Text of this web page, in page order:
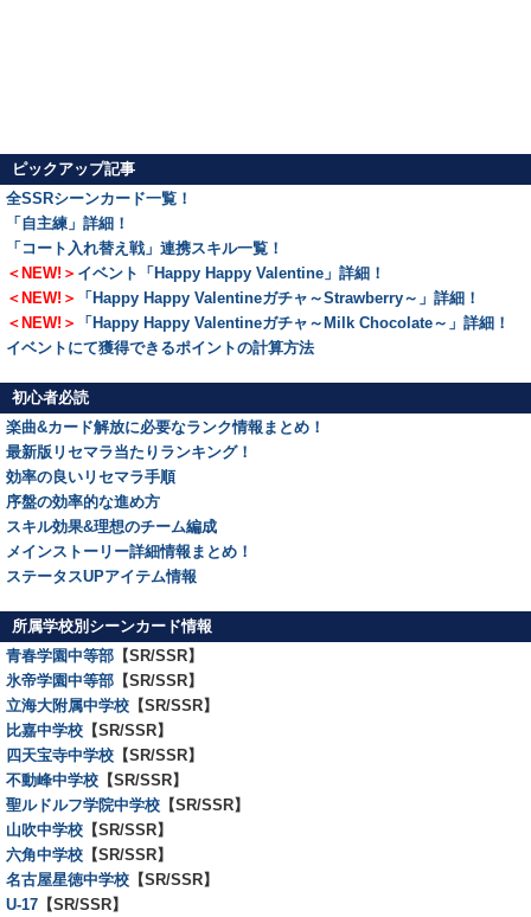
ピックアップ記事
全SSRシーンカード一覧！
「自主練」詳細！
「コート入れ替え戦」連携スキル一覧！
＜NEW!＞ イベント「Happy Happy Valentine」詳細！
＜NEW!＞
「Happy Happy Valentineガチャ～Strawberry～」詳細！
＜NEW!＞
「Happy Happy Valentineガチャ～Milk Chocolate～」詳細！
イベントにて獲得できるポイントの計算方法
初心者必読
楽曲&カード解放に必要なランク情報まとめ！
最新版リセマラ当たりランキング！
効率の良いリセマラ手順
序盤の効率的な進め方
スキル効果&理想のチーム編成
メインストーリー詳細情報まとめ！
ステータスUPアイテム情報
所属学校別シーンカード情報
青春学園中等部 【SR/SSR】
氷帝学園中等部 【SR/SSR】
立海大附属中学校 【SR/SSR】
比嘉中学校 【SR/SSR】
四天宝寺中学校 【SR/SSR】
不動峰中学校 【SR/SSR】
聖ルドルフ学院中学校 【SR/SSR】
山吹中学校 【SR/SSR】
六角中学校 【SR/SSR】
名古屋星徳中学校 【SR/SSR】
U-17 【SR/SSR】